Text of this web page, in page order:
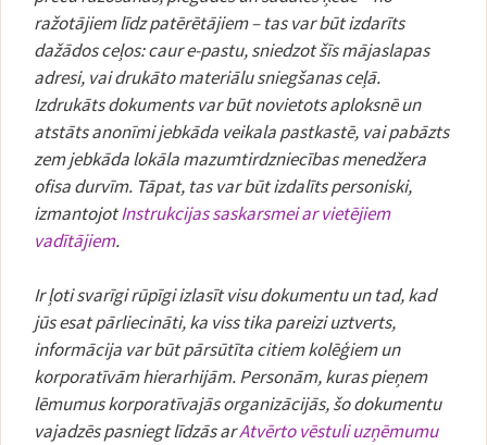
ražotājiem līdz patērētājiem – tas var būt izdarīts
dažādos ceļos: caur e-pastu, sniedzot šīs mājaslapas
adresi, vai drukāto materiālu sniegšanas ceļā.
Izdrukāts dokuments var būt novietots aploksnē un
atstāts anonīmi jebkāda veikala pastkastē, vai pabāzts
zem jebkāda lokāla mazumtirdzniecības menedžera
ofisa durvīm. Tāpat, tas var būt izdalīts personiski,
izmantojotInstrukcijas saskarsmei ar vietējiem
vadītājiem.
Ir ļoti svarīgi rūpīgi izlasīt visu dokumentu un tad, kad
jūs esat pārliecināti, ka viss tika pareizi uztverts,
informācija var būt pārsūtīta citiem kolēģiem un
korporatīvām hierarhijām. Personām, kuras pieņem
lēmumus korporatīvajās organizācijās, šo dokumentu
vajadzēs pasniegt līdzās arAtvērto vēstuli uzņēmumu